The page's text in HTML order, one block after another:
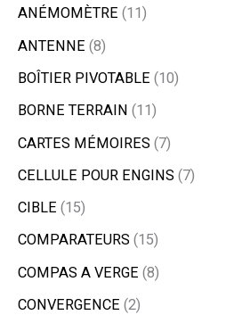
ANÉMOMÈTRE 11
ANTENNE 8
BOÎTIER PIVOTABLE 10
BORNE TERRAIN
11
CARTES MÉMOIRES 7
CELLULE POUR ENGINS 7
CIBLE 15
COMPARATEURS 15
COMPAS A VERGE 8
CONVERGENCE 2